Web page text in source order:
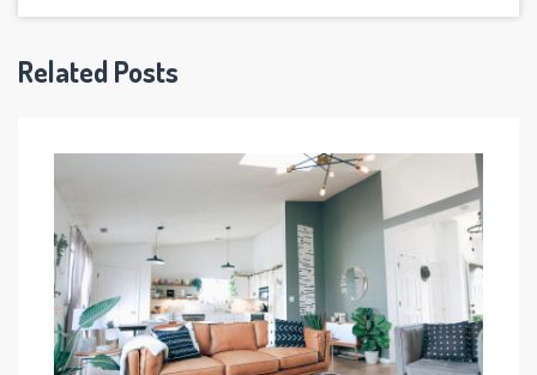
Related Posts